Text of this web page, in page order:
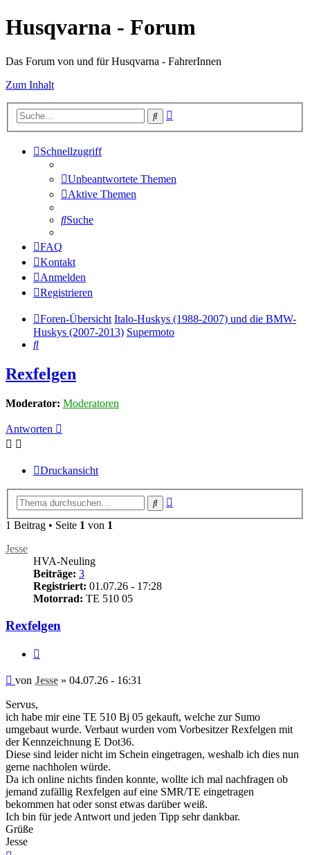
Husqvarna - Forum
Das Forum von und für Husqvarna - FahrerInnen
Zum Inhalt
Suche
Schnellzugriff
Unbeantwortete Themen
Aktive Themen
Suche
FAQ
Kontakt
Anmelden
Registrieren
Foren-Übersicht Italo-Huskys (1988-2007) und die BMW-
Huskys (2007-2013) Supermoto
Suche
Rexfelgen
Moderator: Moderatoren
Antworten
Druckansicht
Suche
1 Beitrag • Seite 1 von 1
Jesse
HVA-Neuling
Beiträge: 3
Registriert: 01.07.26 - 17:28
Motorrad: TE 510 05
Rexfelgen
Beitrag
von Jesse » 04.07.26 - 16:31
Servus,
ich habe mir eine TE 510 Bj 05 gekauft, welche zur Sumo
umgebaut wurde. Verbaut wurden vom Vorbesitzer Rexfelgen mit
der Kennzeichnung E Dot36.
Diese sind leider nicht im Schein eingetragen, weshalb ich dies nun
gerne nachholen würde.
Da ich online nichts finden konnte, wollte ich mal nachfragen ob
jemand zufällig Rexfelgen auf eine SMR/TE eingetragen
bekommen hat oder sonst etwas darüber weiß.
Ich bin für jede Antwort und jeden Tipp sehr dankbar.
Grüße
Jesse